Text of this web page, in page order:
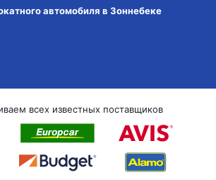
автомобиля в Зоннебеке
всех известных поставщиков